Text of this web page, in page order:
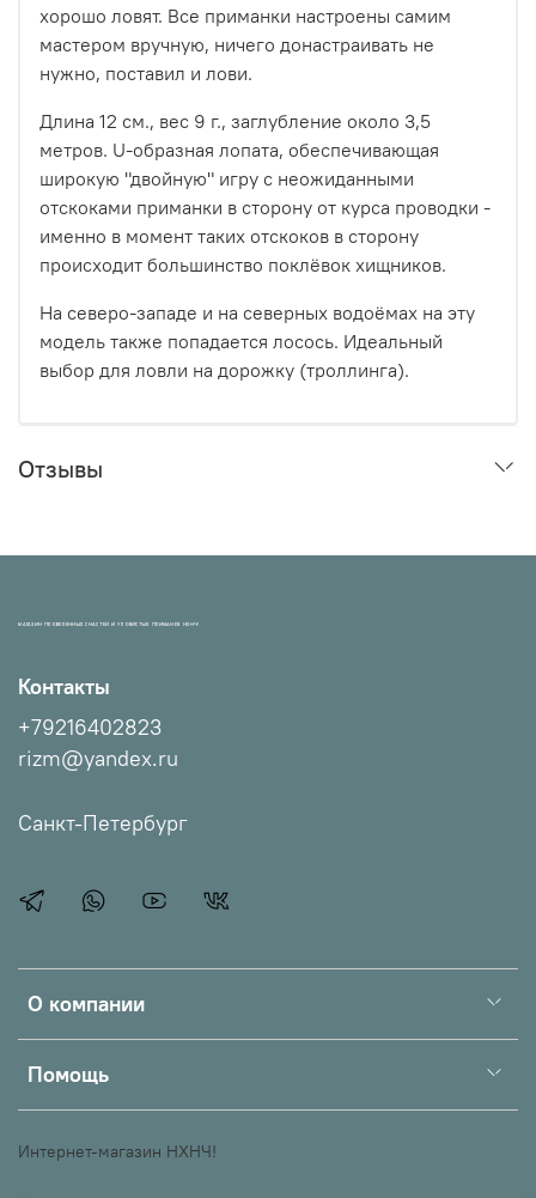
хорошо ловят. Все приманки настроены самим
мастером вручную, ничего донастраивать не
нужно, поставил и лови.
Длина 12 см., вес 9 г., заглубление около 3,5
метров. U-образная лопата, обеспечивающая
широкую "двойную" игру с неожиданными
отскоками приманки в сторону от курса проводки -
именно в момент таких отскоков в сторону
происходит большинство поклёвок хищников.
На северо-западе и на северных водоёмах на эту
модель также попадается лосось. Идеальный
выбор для ловли на дорожку (троллинга).
Отзывы
МАГАЗИН ПРОВЕРЕННЫХ СНАСТЕЙ И УЛОВИСТЫХ ПРИМАНОК НХНЧ!
О компании
Помощь
Контакты
+79216402823
rizm@yandex.ru
Санкт-Петербург
Интернет-магазин НХНЧ!